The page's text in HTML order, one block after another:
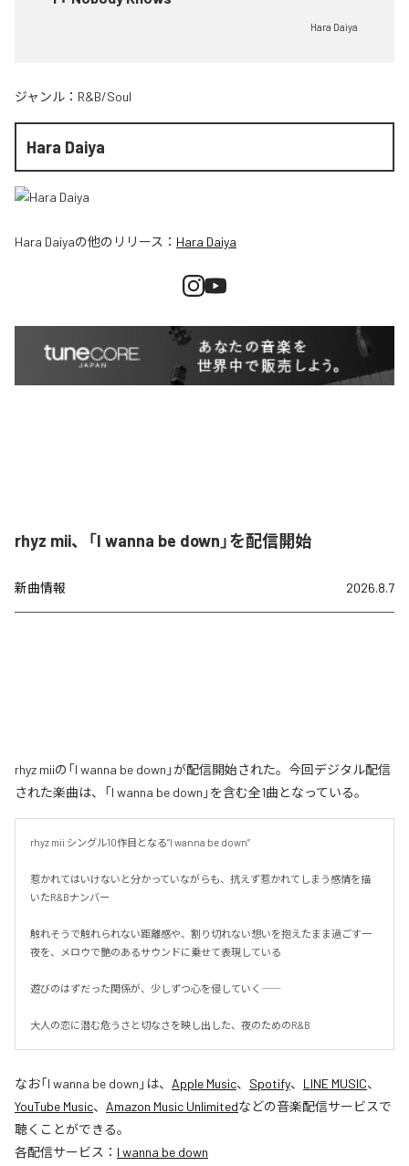
Hara Daiya
ジャンル： R&B/Soul
Hara Daiya
Hara Daiyaの他のリリース： Hara Daiya
rhyz mii、「I wanna be down」を配信開始
新曲情報 2026.8.7
rhyz miiの「I wanna be down」が配信開始された。今回デジタル配信
された楽曲は、「I wanna be down」を含む全1曲となっている。
rhyz mii シングル10作目となる”I wanna be down”
惹かれてはいけないと分かっていながらも、抗えず惹かれてしまう感情を描
いたR&Bナンバー
触れそうで触れられない距離感や、割り切れない想いを抱えたまま過ごす一
夜を、メロウで艶のあるサウンドに乗せて表現している
遊びのはずだった関係が、少しずつ心を侵していく――
大人の恋に潜む危うさと切なさを映し出した、夜のためのR&B
なお「I wanna be down 」は、 Apple Music、 Spotify、 LINE MUSIC、
YouTube Music、 Amazon Music Unlimitedなどの音楽配信サービスで
聴くことができる。
各配信サービス： I wanna be down